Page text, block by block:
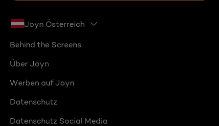
Joyn Österreich
Behind the Screens
Über Joyn
Werben auf Joyn
Datenschutz
Datenschutz Social Media